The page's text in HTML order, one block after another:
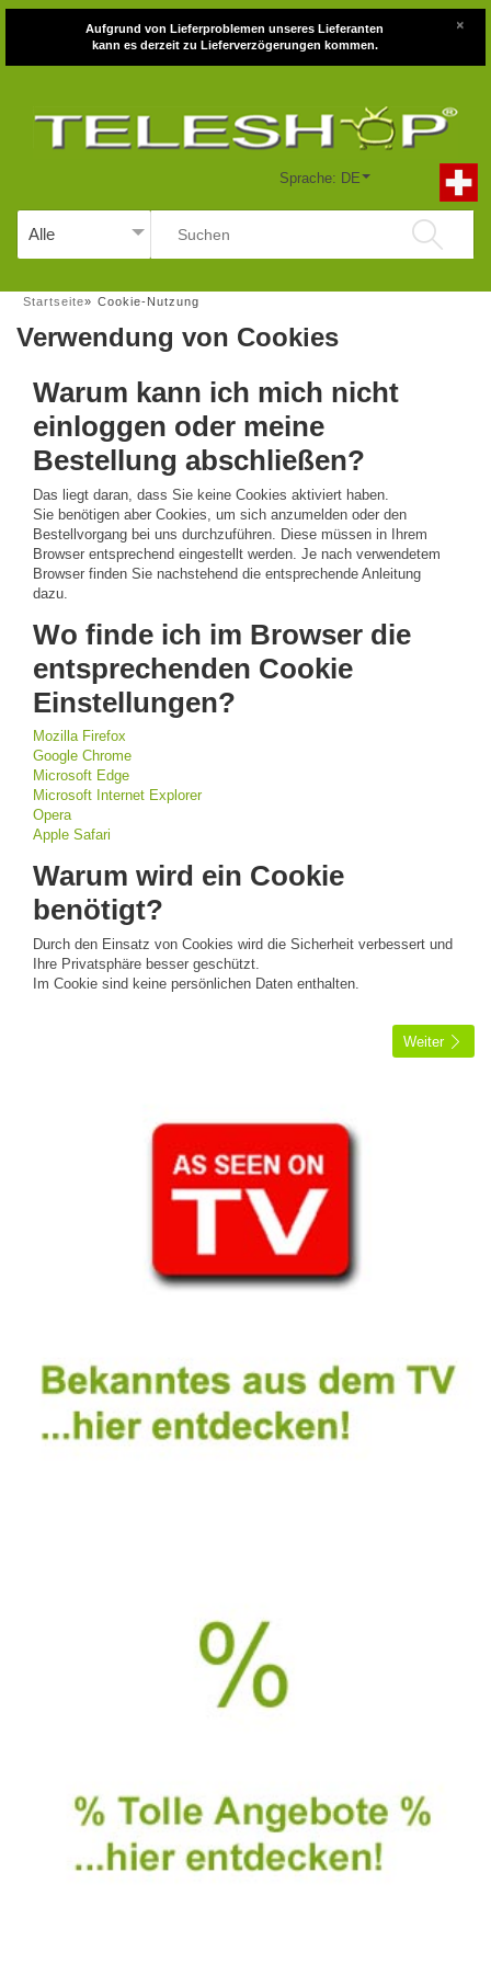
Aufgrund von Lieferproblemen unseres Lieferanten
kann es derzeit zu Lieferverzögerungen kommen.
×
Sprache: DE
Startseite» Cookie-Nutzung
Verwendung von Cookies
Warum kann ich mich nicht
einloggen oder meine
Bestellung abschließen?
Das liegt daran, dass Sie keine Cookies aktiviert haben.
Sie benötigen aber Cookies, um sich anzumelden oder den
Bestellvorgang bei uns durchzuführen. Diese müssen in Ihrem
Browser entsprechend eingestellt werden. Je nach verwendetem
Browser finden Sie nachstehend die entsprechende Anleitung
dazu.
Wo finde ich im Browser die
entsprechenden Cookie
Einstellungen?
Mozilla Firefox
Google Chrome
Microsoft Edge
Microsoft Internet Explorer
Opera
Apple Safari
Warum wird ein Cookie
benötigt?
Durch den Einsatz von Cookies wird die Sicherheit verbessert und
Ihre Privatsphäre besser geschützt.
Im Cookie sind keine persönlichen Daten enthalten.
Weiter